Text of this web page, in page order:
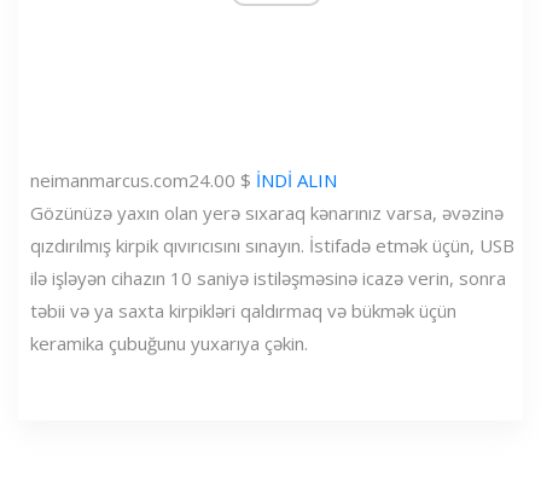
neimanmarcus.com24.00 $ İNDİ ALIN
Gözünüzə yaxın olan yerə sıxaraq kənarınız varsa, əvəzinə
qızdırılmış kirpik qıvırıcısını sınayın. İstifadə etmək üçün, USB
ilə işləyən cihazın 10 saniyə istiləşməsinə icazə verin, sonra
təbii və ya saxta kirpikləri qaldırmaq və bükmək üçün
keramika çubuğunu yuxarıya çəkin.